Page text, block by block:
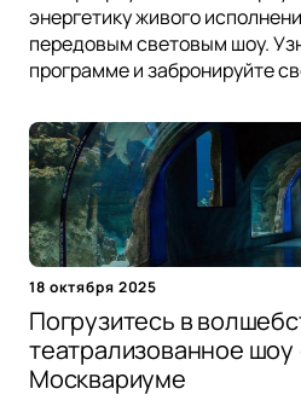
энергетику живого
передовым световым шоу.
программе и забронируйте
18 октября 2025
Погрузитесь в
театрализованное
Москвариуме